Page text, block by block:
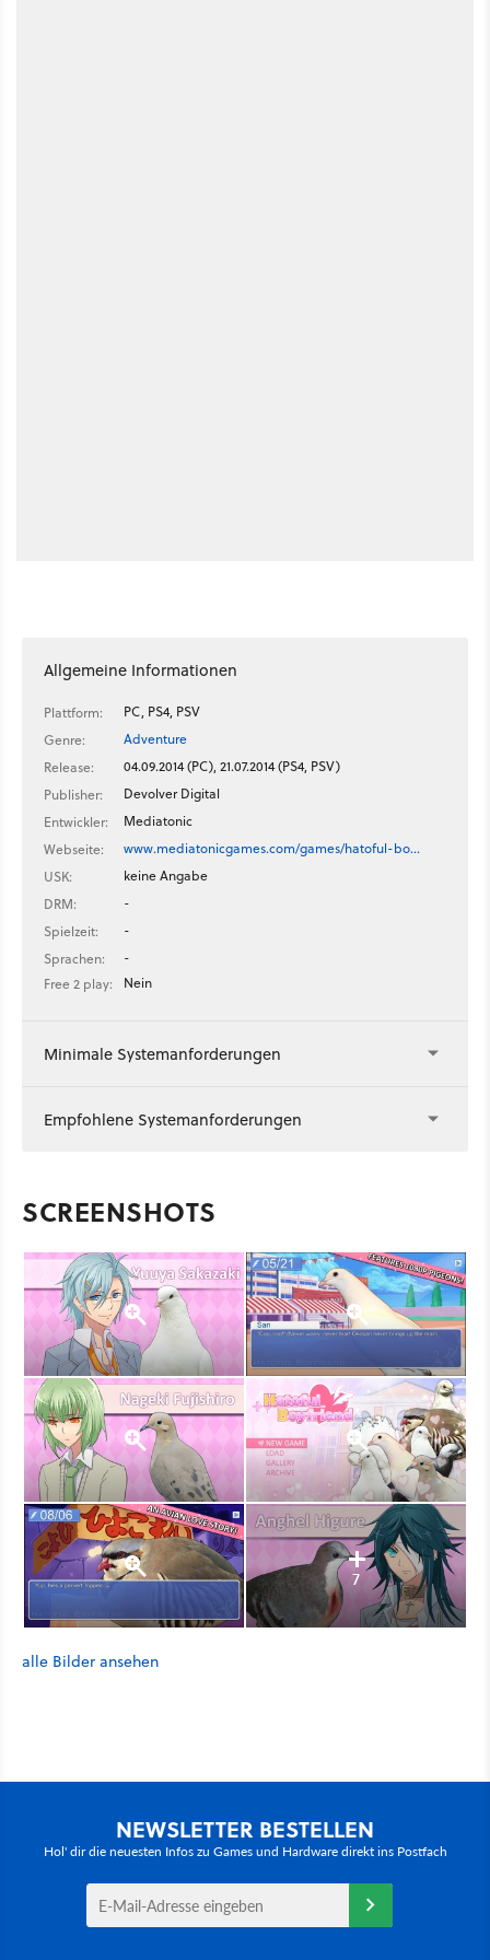
Allgemeine Informationen
Plattform:
PC, PS4, PSV
Genre:
Adventure
Release:
04.09.2014 (PC), 21.07.2014 (PS4, PSV)
Publisher:
Devolver Digital
Entwickler:
Mediatonic
Webseite:
www.mediatonicgames.com/games/hatoful-bo…
USK:
keine Angabe
DRM:
-
Spielzeit:
-
Sprachen:
-
Free 2 play:
Nein
Minimale Systemanforderungen
Empfohlene Systemanforderungen
SCREENSHOTS
7
alle Bilder ansehen
NEWSLETTER BESTELLEN
Hol' dir die neuesten Infos zu Games und Hardware direkt ins Postfach